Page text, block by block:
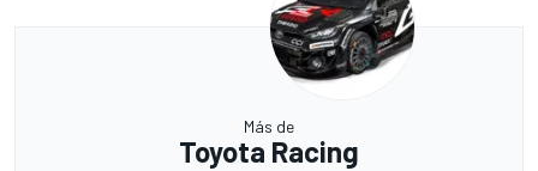
Más de
Toyota Racing